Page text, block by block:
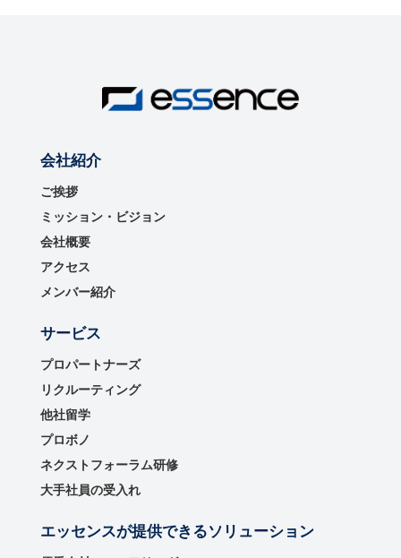
会社紹介
ご挨拶
ミッション・ビジョン
会社概要
アクセス
メンバー紹介
サービス
プロパートナーズ
リクルーティング
他社留学
プロボノ
ネクストフォーラム研修
大手社員の受入れ
エッセンスが提供できるソリューション